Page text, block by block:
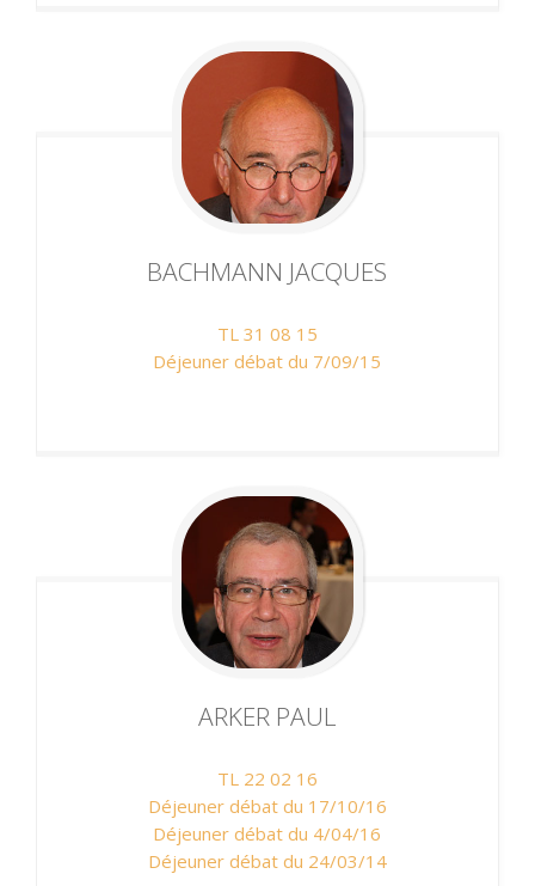
BACHMANN JACQUES
TL 31 08 15
Déjeuner débat du 7/09/15
ARKER PAUL
TL 22 02 16
Déjeuner débat du 17/10/16
Déjeuner débat du 4/04/16
Déjeuner débat du 24/03/14